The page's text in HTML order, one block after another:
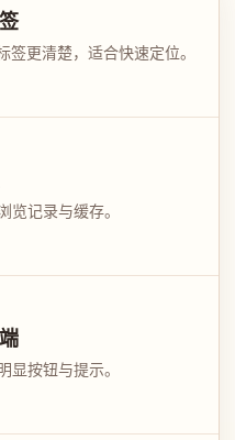
更清楚，适合快速定位。
览记录与缓存。
显按钮与提示。